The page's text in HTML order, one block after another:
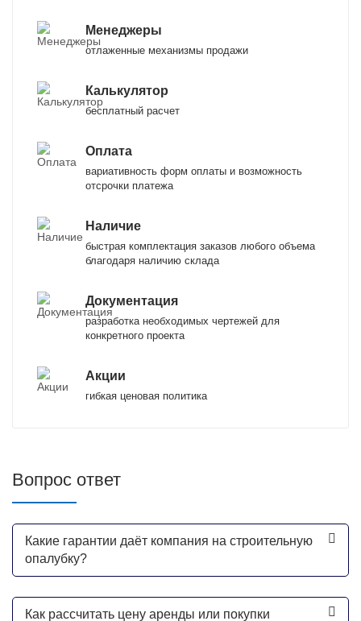
Менеджеры
отлаженные механизмы продажи
Калькулятор
бесплатный расчет
Оплата
вариативность форм оплаты и возможность
отсрочки платежа
Наличие
быстрая комплектация заказов любого объема
благодаря наличию склада
Документация
разработка необходимых чертежей для
конкретного проекта
Акции
гибкая ценовая политика
Вопрос ответ
Какие гарантии даёт компания на строительную
опалубку?
Как рассчитать цену аренды или покупки